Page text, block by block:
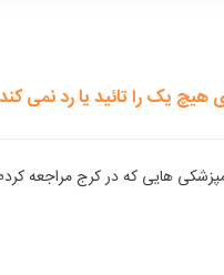
یک را تائید یا رد نمی
هایی که در کرج